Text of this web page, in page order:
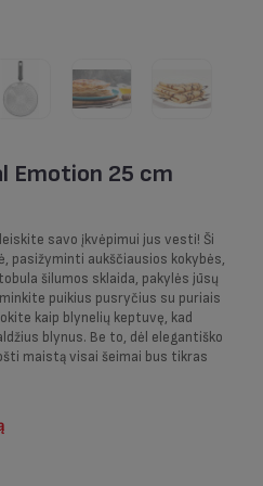
Emotion 25 cm
savo įkvėpimui jus vesti! Ši
pasižyminti aukščiausios kokybės,
šilumos sklaida, pakylės jūsų
puikius pusryčius su puriais
kaip blynelių keptuvę, kad
blynus. Be to, dėl elegantiško
maistą visai šeimai bus tikras